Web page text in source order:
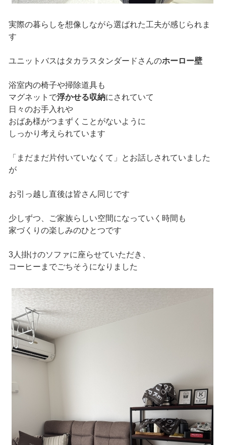
実際の暮らしを想像しながら選ばれた工夫が感じられま
す
ユニットバスはタカラスタンダードさんのホーロー壁
浴室内の椅子や掃除道具も
マグネットで浮かせる収納にされていて
日々のお手入れや
おばあ様がつまずくことがないように
しっかり考えられています
「まだまだ片付いていなくて」とお話しされていました
が
お引っ越し直後は皆さん同じです
少しずつ、ご家族らしい空間になっていく時間も
家づくりの楽しみのひとつです
3人掛けのソファに座らせていただき、
コーヒーまでごちそうになりました